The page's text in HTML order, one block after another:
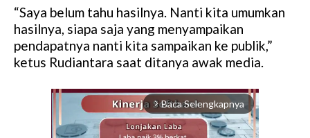
“Saya belum tahu hasilnya. Nanti kita umumkan
hasilnya, siapa saja yang menyampaikan
pendapatnya nanti kita sampaikan ke publik,”
ketus Rudiantara saat ditanya awak media.
arrow_forward_ios Baca Selengkapnya